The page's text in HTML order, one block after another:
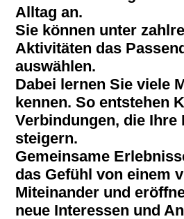
Alltag an.
Sie können unter
Aktivitäten das
auswählen.
Dabei lernen Sie viele
kennen. So entstehen
Verbindungen, die Ihre
steigern.
Gemeinsame
das Gefühl von einem
Miteinander und
neue Interessen und